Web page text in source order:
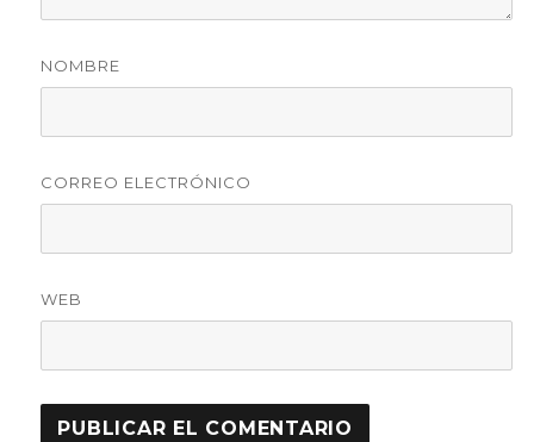
NOMBRE
CORREO ELECTRÓNICO
WEB